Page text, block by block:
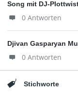
Song mit DJ-
0 Antworten
Djivan Gasparyan
0 Antworten
Stichworte